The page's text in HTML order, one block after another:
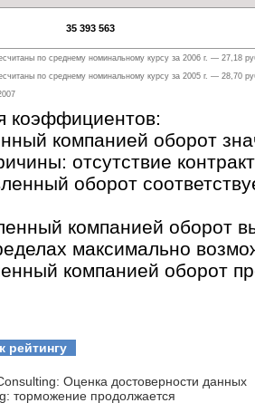
35 393 563
по среднему номинальному курсу за 2006 г. — 27,18
по среднему номинальному курсу за 2005 г. — 28,70
коэффициентов:
компанией оборот
отсутствие
оборот
компанией оборот
максимально
компанией оборот
рейтингу
Оценка достоверности данных
торможение продолжается